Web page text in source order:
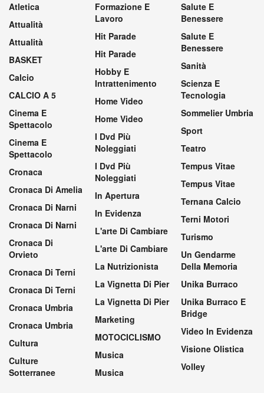
Atletica
Attualità
Attualità
BASKET
Calcio
CALCIO A 5
Cinema E
Spettacolo
Cinema E
Spettacolo
Cronaca
Cronaca Di Amelia
Cronaca Di Narni
Cronaca Di Narni
Cronaca Di
Orvieto
Cronaca Di Terni
Cronaca Di Terni
Cronaca Umbria
Cronaca Umbria
Cultura
Culture
Sotterranee
Formazione E
Lavoro
Hit Parade
Hit Parade
Hobby E
Intrattenimento
Home Video
Home Video
I Dvd Più
Noleggiati
I Dvd Più
Noleggiati
In Apertura
In Evidenza
L'arte Di Cambiare
L'arte Di Cambiare
La Nutrizionista
La Vignetta Di Pier
La Vignetta Di Pier
Marketing
MOTOCICLISMO
Musica
Musica
Salute E
Benessere
Salute E
Benessere
Sanità
Scienza E
Tecnologia
Sommelier Umbria
Sport
Teatro
Tempus Vitae
Tempus Vitae
Ternana Calcio
Terni Motori
Turismo
Un Gendarme
Della Memoria
Unika Burraco
Unika Burraco E
Bridge
Video In Evidenza
Visione Olistica
Volley